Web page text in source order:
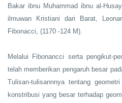
Bakar ibnu Muhammad ibnu al-
ilmuwan Kristiani dari Barat,
Fibonacci, (1170 -124 M).
Melalui Fibonancci serta pengikut-
telah memberikan pengaruh besar
Tulisan-tulisannnya tentang
konstribusi yang besar terhadap